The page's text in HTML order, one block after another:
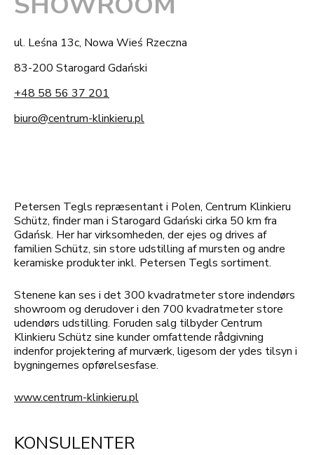
ul. Leśna 13c, Nowa Wieś Rzeczna
83-200 Starogard Gdański
+48 58 56 37 201
biuro@centrum-klinkieru.pl
Petersen Tegls repræsentant i Polen, Centrum Klinkieru
Schütz, finder man i Starogard Gdański cirka 50 km fra
Gdańsk. Her har virksomheden, der ejes og drives af
familien Schütz, sin store udstilling af mursten og andre
keramiske produkter inkl. Petersen Tegls sortiment.
Stenene kan ses i det 300 kvadratmeter store indendørs
showroom og derudover i den 700 kvadratmeter store
udendørs udstilling. Foruden salg tilbyder Centrum
Klinkieru Schütz sine kunder omfattende rådgivning
indenfor projektering af murværk, ligesom der ydes tilsyn i
bygningernes opførelsesfase.
www.centrum-klinkieru.pl
KONSULENTER